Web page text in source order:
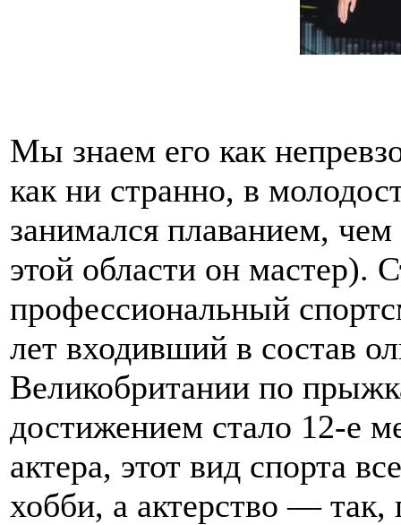
Мы знаем его как
как ни странно, в
занимался плаванием,
этой области он мастер).
профессиональный
лет входивший в состав
Великобритании по
достижением стало 12-е
актера, этот вид спорта
хобби, а актерство — так,